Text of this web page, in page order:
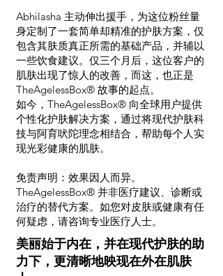
Abhilasha 主动伸出援手，为这位粉丝量
身定制了一套简单却精准的护肤方案，仅
包含其肤质真正所需的基础产品，并辅以
一些饮食建议。仅三个月后，这位客户的
肌肤出现了惊人的改善，而这，也正是
TheAgelessBox® 故事的起点。
如今，TheAgelessBox® 向全球用户提供
个性化护肤解决方案，通过将现代护肤科
技与阿育吠陀理念相结合，帮助每个人实
现光彩健康的肌肤。
免责声明：效果因人而异。
TheAgelessBox® 并非医疗建议、诊断或
治疗的替代方案。如您对皮肤或健康有任
何疑虑，请咨询专业医疗人士。
美丽始于内在，并在现代护肤的助
力下，更清晰地映现在外在肌肤